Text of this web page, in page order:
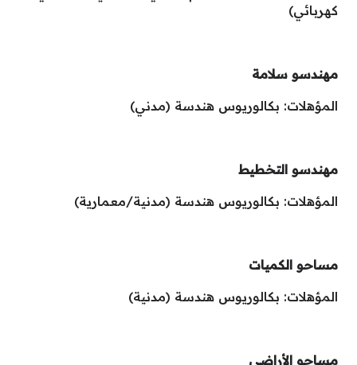
كهربائي)
مهندسو سلامة
المؤهلات: بكالوريوس هندسة (مدني)
مهندسو التخطيط
المؤهلات: بكالوريوس هندسة (مدنية/معمارية)
مساحو الكميات
المؤهلات: بكالوريوس هندسة (مدنية)
مساحو الأراضي